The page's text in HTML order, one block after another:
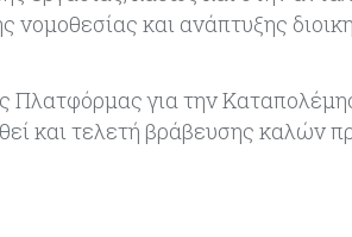
και ανάπτυξης
Πλατφόρμας για την
και τελετή βράβευσης καλών